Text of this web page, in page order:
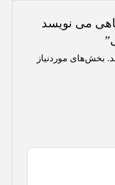
می نویسد
بخش‌های موردنیاز